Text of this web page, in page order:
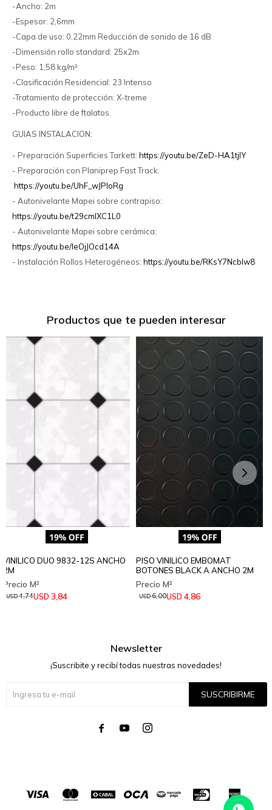
-Ancho: 2m
-Espesor: 2,6mm
-Capa de uso: 0,22mm Reducción de sonido de 16 dB
-Dimensión rollo standard: 25x2m
-Peso: 1,58 kg/m²
-Clasificación Residencial: 23 Intenso
-Tratamiento de protección: X-treme
-Producto libre de ftalatos.
GUIAS INSTALACION:
- Preparación Superficies Tarkett: https://youtu.be/ZeD-HA1tjlY
- Preparación con Planiprep Fast Track:
https://youtu.be/UhF_wJPIoRg
- Autonivelante Mapei sobre contrapiso:
https://youtu.be/t29cmlXC1L0
- Autonivelante Mapei sobre cerámica:
https://youtu.be/IeOjJOcd14A
- Instalación Rollos Heterogéneos: https://youtu.be/RKsY7Ncblw8
Productos que te pueden interesar
VINILICO DUO 9832-12S ANCHO
2M
USD 3,84
USD4,74
PISO VINILICO EMBOMAT
BOTONES BLACK A ANCHO 2M
USD 4,86
USD6,00
Newsletter
¡Suscribite y recibí todas nuestras novedades!
SUSCRIBIRME
  